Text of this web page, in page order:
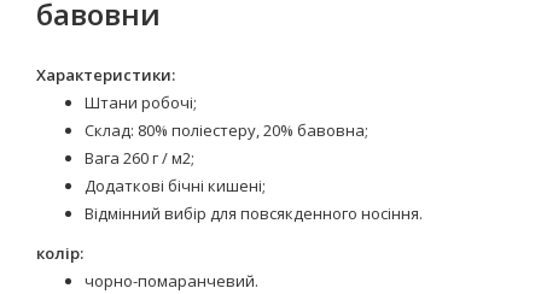
бавовни
Характеристики:
Штани робочі;
Склад: 80% поліестеру, 20% бавовна;
Вага 260 г / м2;
Додаткові бічні кишені;
Відмінний вибір для повсякденного носіння.
колір:
чорно-помаранчевий.